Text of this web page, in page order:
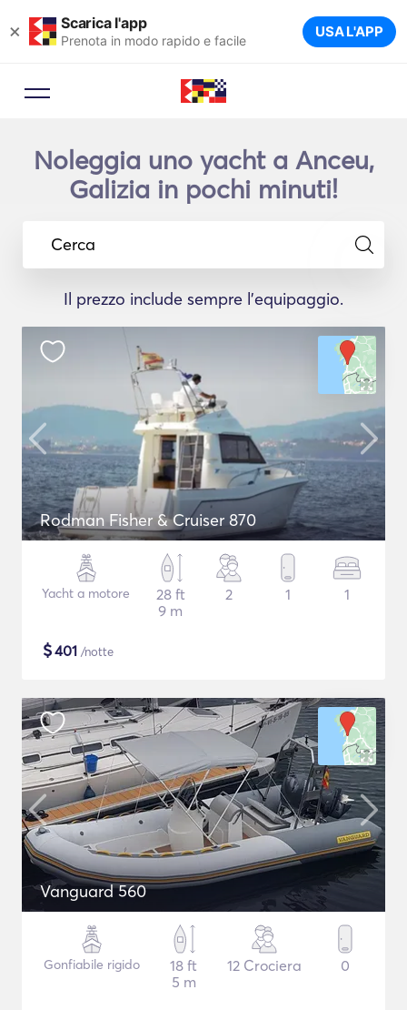
× Scarica l'app
Prenota in modo rapido e facile USA L'APP
Noleggia uno yacht a Anceu,
Galizia in pochi minuti!
Cerca
Il prezzo include sempre l'equipaggio.
Rodman Fisher & Cruiser 870
Yacht a motore
28 ft
9 m
2 1 1
$401 /notte
Vanguard 560
Gonfiabile rigido
18 ft
5 m
12 Crociera 0